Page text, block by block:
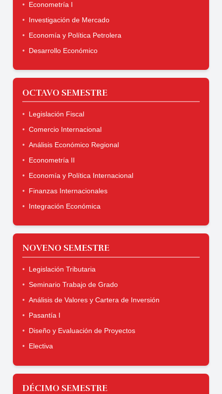
Econometría I
Investigación de Mercado
Economía y Política Petrolera
Desarrollo Económico
OCTAVO SEMESTRE
Legislación Fiscal
Comercio Internacional
Análisis Económico Regional
Econometría II
Economía y Política Internacional
Finanzas Internacionales
Integración Económica
NOVENO SEMESTRE
Legislación Tributaria
Seminario Trabajo de Grado
Análisis de Valores y Cartera de Inversión
Pasantía I
Diseño y Evaluación de Proyectos
Electiva
DÉCIMO SEMESTRE